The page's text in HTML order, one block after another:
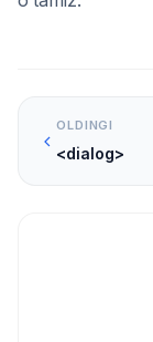
OLDINGI
<dialog>